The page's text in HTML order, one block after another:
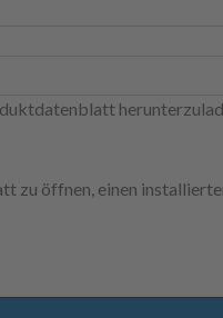
zu öffnen, einen